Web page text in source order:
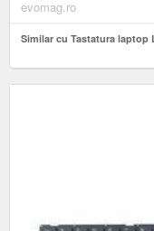
evomag.ro
Similar cu Tastatura laptop